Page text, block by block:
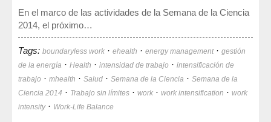
En el marco de las actividades de la Semana de la Ciencia
2014, el próximo…
Tags: boundaryless work · ehealth · energy management· gestión
de la energía · Health · intensidad de trabajo · intensificación de
trabajo · mhealth · Salud · Semana de la Ciencia · Semana de la
Ciencia 2014 · Trabajo sin límites · work · work intensification · work
intensity· Work-Life Balance